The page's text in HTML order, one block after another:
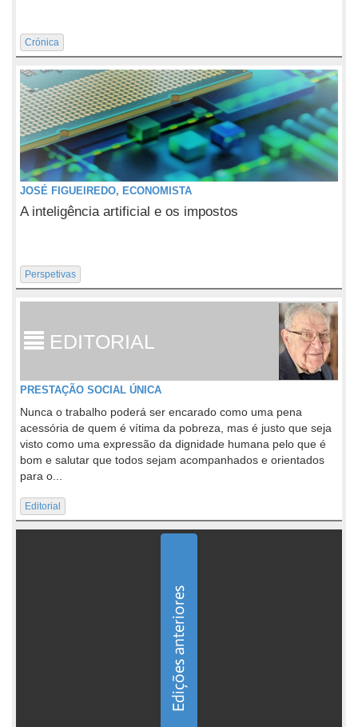
Crónica
JOSÉ FIGUEIREDO, ECONOMISTA
A inteligência artificial e os impostos
Perspetivas
EDITORIAL
PRESTAÇÃO SOCIAL ÚNICA
Nunca o trabalho poderá ser encarado como uma pena
acessória de quem é vítima da pobreza, mas é justo que seja
visto como uma expressão da dignidade humana pelo que é
bom e salutar que todos sejam acompanhados e orientados
para o...
Editorial